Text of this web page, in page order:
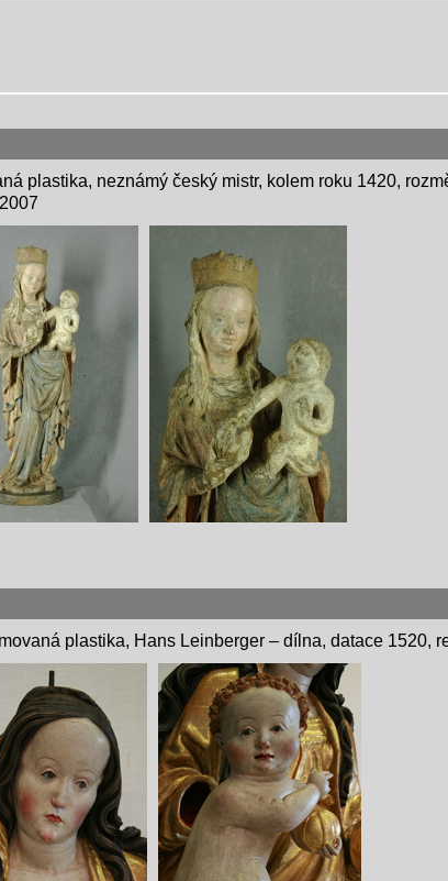
plastika, neznámý český mistr, kolem roku 1420,
plastika, Hans Leinberger – dílna, datace 1520,